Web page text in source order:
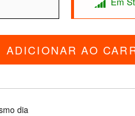
ADICIONAR AO
dia